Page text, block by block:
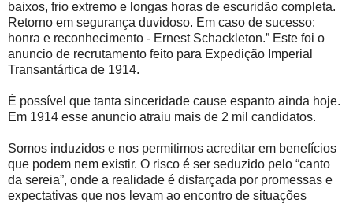
baixos, frio extremo e longas horas de escuridão completa.
Retorno em segurança duvidoso. Em caso de sucesso:
honra e reconhecimento - Ernest Schackleton.” Este foi o
anuncio de recrutamento feito para Expedição Imperial
Transantártica de 1914.
É possível que tanta sinceridade cause espanto ainda hoje.
Em 1914 esse anuncio atraiu mais de 2 mil candidatos.
Somos induzidos e nos permitimos acreditar em benefícios
que podem nem existir. O risco é ser seduzido pelo “canto
da sereia”, onde a realidade é disfarçada por promessas e
expectativas que nos levam ao encontro de situações